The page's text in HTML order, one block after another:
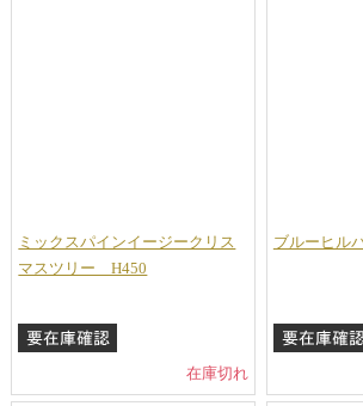
ミックスパインイージークリス
マスツリー H450
在庫切れ
ブルーヒル